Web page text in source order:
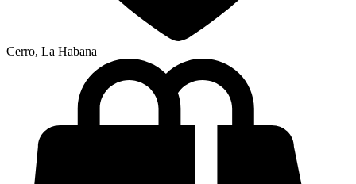
Cerro, La Habana